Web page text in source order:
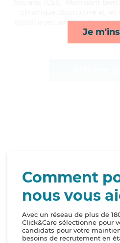
Je
apporte ses services de
courses/
Comment
nous vous
Avec un réseau de plus de
Click&Care sélectionne pour
candidats pour votre
besoins de recrutement en